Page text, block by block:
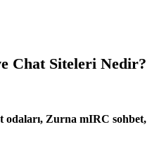
Chat Siteleri Nedir?
odaları, Zurna mIRC sohbet,